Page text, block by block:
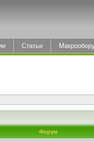
Статьи
Форум